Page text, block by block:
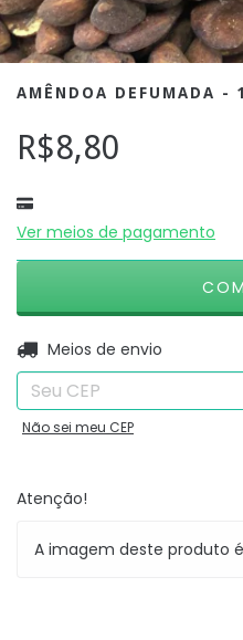
AMÊNDOA DEFUMADA -
R$8,80
Ver meios de pagamento
Entregas para o CEP:
Meios de envio
Não sei meu CEP
Atenção!
A imagem deste produto